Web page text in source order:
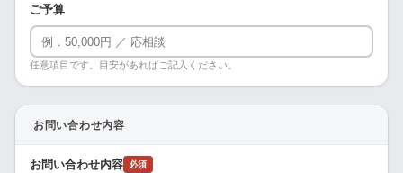
ご予算
任意項目です。目安があればご記入ください。
お問い合わせ内容
お問い合わせ内容 必須